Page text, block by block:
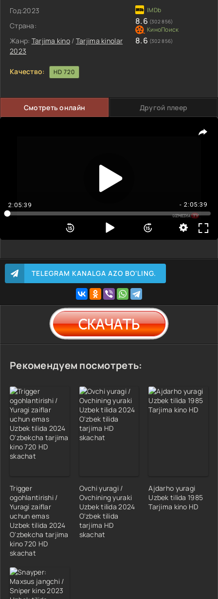
Год:2023
Страна:
Жанр: Tarjima kino / Tarjima kinolar
2023
8.6 (302 856)
8.6 (302 856)
Качество: HD 720
Смотреть онлайн Другой плеер
2:05:39 - 2:05:39
TELEGRAM KANALGA AZO BO'LING.
Рекомендуем посмотреть:
Trigger
ogohlantirishi /
Yuragi zaiflar
uchun emas
Uzbek tilida 2024
O'zbekcha tarjima
kino 720 HD
skachat
Ovchi yuragi /
Ovchining yuraki
Uzbek tilida 2024
O'zbek tilida
tarjima HD
skachat
Ajdarho yuragi
Uzbek tilida 1985
Tarjima kino HD